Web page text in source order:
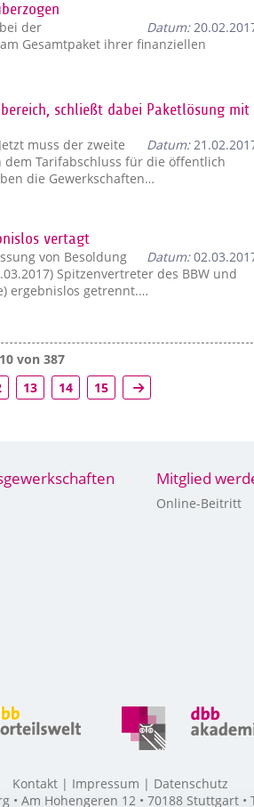
Datum:
der
Gesamtpaket ihrer finanziellen
schließt dabei Paketlösung mit
Datum:
muss der zweite
dem Tarifabschluss für die öffentlich
die Gewerkschaften…
vertagt
Datum:
von Besoldung
Spitzenvertreter des BBW und
ergebnislos getrennt.…
von 387
13 14 15
Mitglied
Online-Beitritt
Kontakt Impressum
Datenschutz
Am Hohengeren 12 • 70188 Stuttgart •